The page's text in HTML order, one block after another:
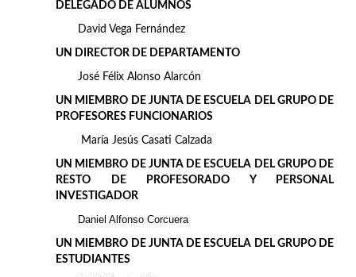
DELEGADO DE ALUMNOS
David Vega Fernández
UN DIRECTOR DE DEPARTAMENTO
José Félix Alonso Alarcón
UN MIEMBRO DE JUNTA DE ESCUELA DEL GRUPO DE
PROFESORES FUNCIONARIOS
María Jesús Casati Calzada
UN MIEMBRO DE JUNTA DE ESCUELA DEL GRUPO DE
RESTO DE PROFESORADO Y PERSONAL
INVESTIGADOR
Daniel Alfonso Corcuera
UN MIEMBRO DE JUNTA DE ESCUELA DEL GRUPO DE
ESTUDIANTES